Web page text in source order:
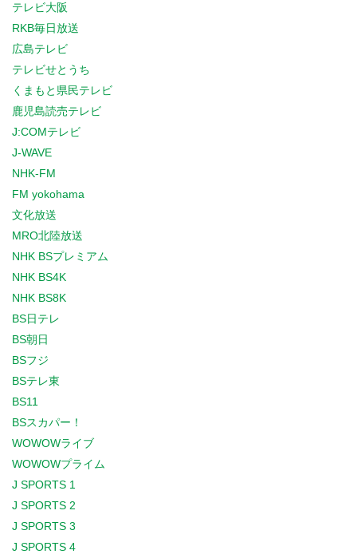
テレビ大阪
RKB毎日放送
広島テレビ
テレビせとうち
くまもと県民テレビ
鹿児島読売テレビ
J:COMテレビ
J-WAVE
NHK-FM
FM yokohama
文化放送
MRO北陸放送
NHK BSプレミアム
NHK BS4K
NHK BS8K
BS日テレ
BS朝日
BSフジ
BSテレ東
BS11
BSスカパー！
WOWOWライブ
WOWOWプライム
J SPORTS 1
J SPORTS 2
J SPORTS 3
J SPORTS 4